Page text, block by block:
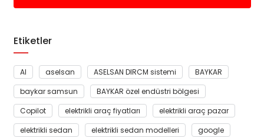
Etiketler
AI aselsan ASELSAN DIRCM sistemi
BAYKAR
baykar samsun
BAYKAR özel endüstri bölgesi
Copilot
elektrikli araç fiyatları
elektrikli araç pazar
elektrikli sedan
elektrikli sedan modelleri
google